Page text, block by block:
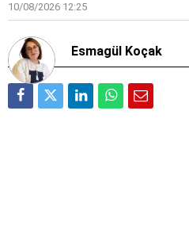
10/08/2026 12:25
Esmagül Koçak